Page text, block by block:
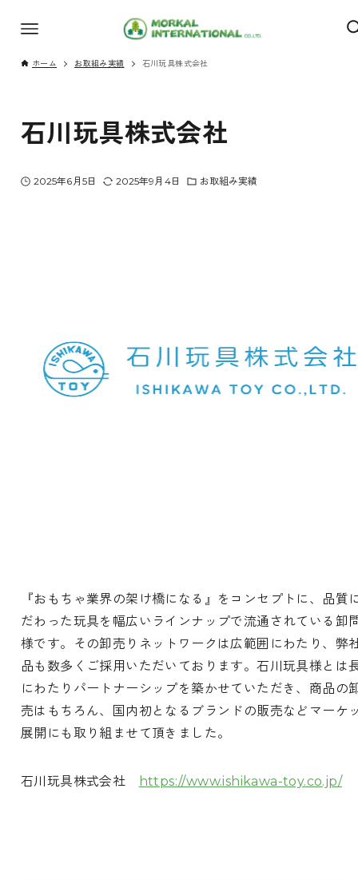
ホーム お取組み実績 石川玩具株式会社
石川玩具株式会社
2025年6月5日 2025年9月4日 お取組み実績
『おもちゃ業界の架け橋になる』をコンセプトに、品質
だわった玩具を幅広いラインナップで流通されている卸
様です。その卸売りネットワークは広範囲にわたり、弊
品も数多くご採用いただいております。石川玩具様とは
にわたりパートナーシップを築かせていただき、商品の
売はもちろん、国内初となるブランドの販売などマーケ
展開にも取り組ませて頂きました。
石川玩具株式会社 https://www.ishikawa-toy.co.jp/